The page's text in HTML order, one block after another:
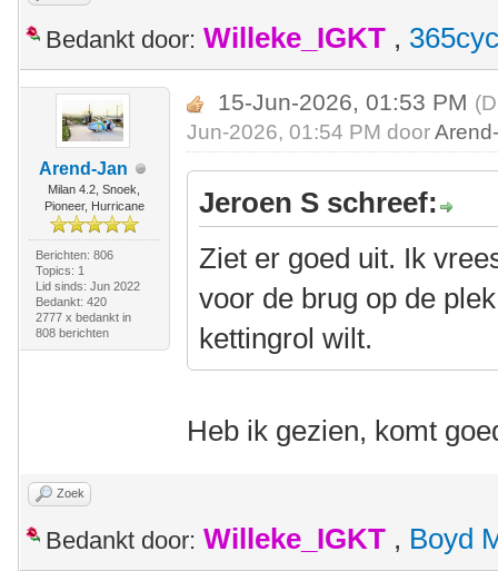
Bedankt door: Willeke_IGKT ,
Arend-Jan
Milan 4.2, Snoek,
Pioneer, Hurricane
Berichten: 806
Topics: 1
Lid sinds: Jun 2022
Bedankt: 420
2777 x bedankt in
808 berichten
15-Jun-2026, 01:53 PM
Jun-2026, 01:54 PM door
Jeroen S schreef:
Ziet er goed uit. Ik
voor de brug op de
kettingrol wilt.
Heb ik gezien, komt
Zoek
Bedankt door: Willeke_IGKT , Boyd